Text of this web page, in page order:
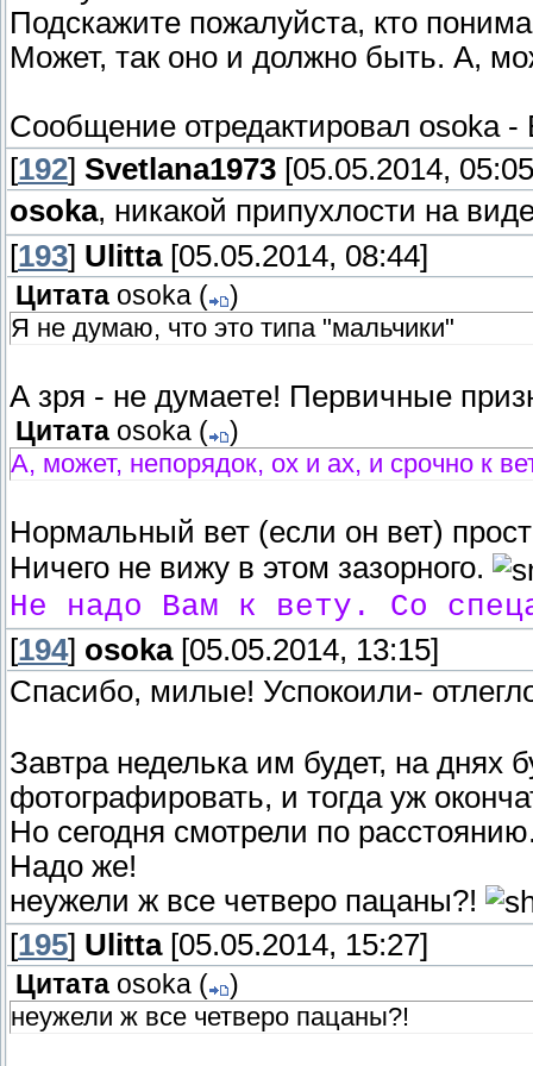
Подскажите пожалуйста, кто
Может, так оно и должно быть. А,
Сообщение отредактировал osoka-
[192] Svetlana1973 [05.05.2014,
osoka, никакой припухлости на
[193] Ulitta[05.05.2014, 08:44]
Цитата osoka (
)
Я не думаю, что это типа "мальчики"
А зря - не думаете! Первичные
Цитата osoka (
)
А, может, непорядок, ох и ах, и срочно к
Нормальный вет (если он вет)
Ничего не вижу в этом зазорного.
Не надо Вам к вету. Со
[194] osoka[05.05.2014, 13:15]
Спасибо, милые! Успокоили-
Завтра неделька им будет, на днях
фотографировать, и тогда уж
Но сегодня смотрели по
Надо же!
неужели ж все четверо пацаны?!
[195] Ulitta[05.05.2014, 15:27]
Цитата osoka (
)
неужели ж все четверо пацаны?!